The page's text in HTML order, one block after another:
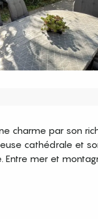
charme par son
cathédrale et
Entre mer et